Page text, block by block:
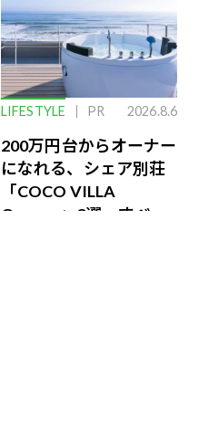
LIFESTYLE PR 2026.8.6
200万円台からオーナー
になれる、シェア別荘
「COCO VILLA
Owners」3選。すべて